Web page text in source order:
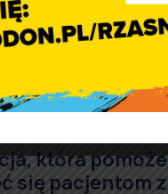
która pomoże
się pacjentom z